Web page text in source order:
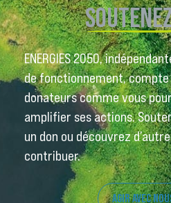
ENERGIES 2050,
de fonctionnement,
donateurs comme vous
amplifier ses actions.
un don ou découvrez
contribuer.
AGIR AVEC